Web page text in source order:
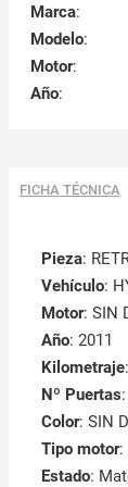
Marca:
Modelo:
Motor:
Año:
FICHA TÉCNICA
Pieza:
Vehículo:
Motor: SIN
Año: 2011
Kilometraje
Nº Puertas
Color: SIN
Tipo motor:
Estado: